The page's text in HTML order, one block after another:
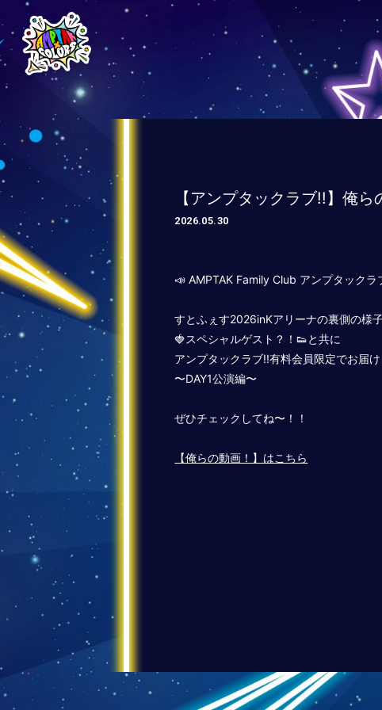
【アンプタックラブ!!】俺ら
2026.05.30
📣 AMPTAK Family Club アンプタック
すとふぇす2026inKアリーナの裏側の様
🍓スペシャルゲスト？！👟と共に
アンプタックラブ!!有料会員限定でお届け
〜DAY1公演編〜
ぜひチェックしてね〜！！
【俺らの動画！】はこちら